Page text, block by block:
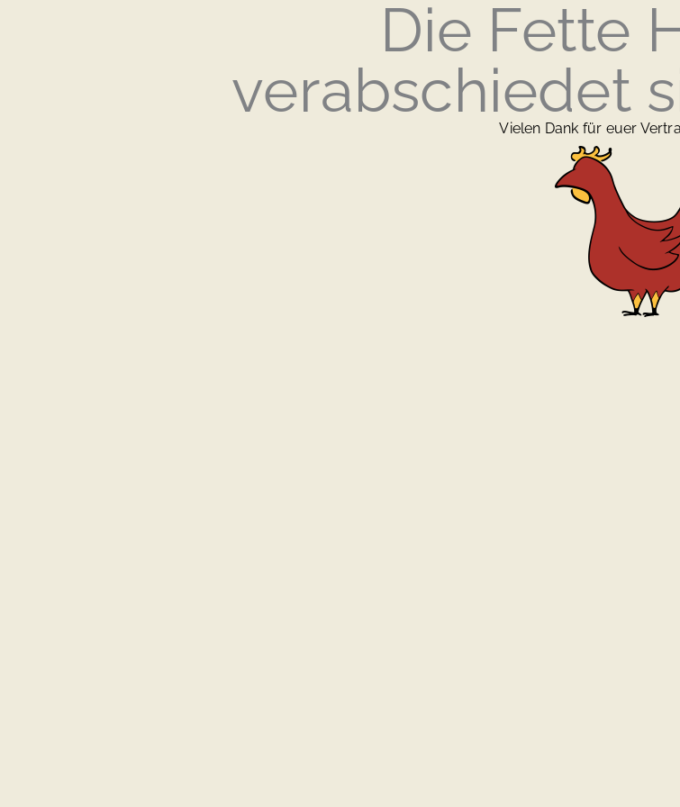
Die Fette
verabschiedet
Vielen Dank für euer